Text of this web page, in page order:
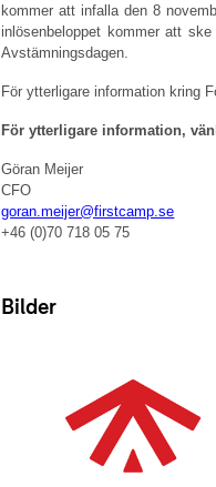
kommer att infalla den 8
inlösenbeloppet kommer att
Avstämningsdagen.
För ytterligare information kring
För ytterligare information,
Göran Meijer
CFO
goran.meijer@firstcamp.se
+46 (0)70 718 05 75
Bilder